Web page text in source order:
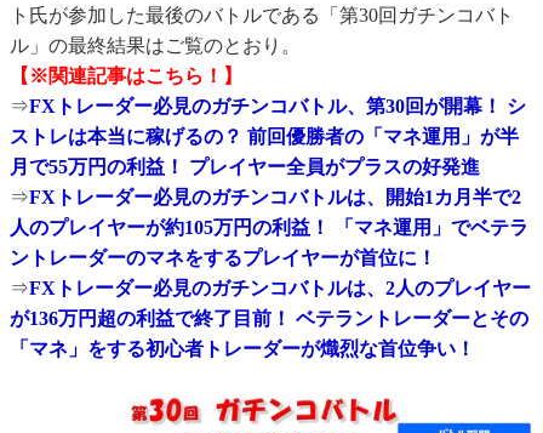
ト氏が参加した最後のバトルである「第30回ガチンコバト
ル」の最終結果はご覧のとおり。
【※関連記事はこちら！】
⇒FXトレーダー必見のガチンコバトル、第30回が開幕！ シ
ストレは本当に稼げるの？ 前回優勝者の「マネ運用」が半
月で55万円の利益！ プレイヤー全員がプラスの好発進
⇒FXトレーダー必見のガチンコバトルは、開始1カ月半で2
人のプレイヤーが約105万円の利益！ 「マネ運用」でベテラ
ントレーダーのマネをするプレイヤーが首位に！
⇒FXトレーダー必見のガチンコバトルは、2人のプレイヤー
が136万円超の利益で終了目前！ ベテラントレーダーとその
「マネ」をする初心者トレーダーが熾烈な首位争い！